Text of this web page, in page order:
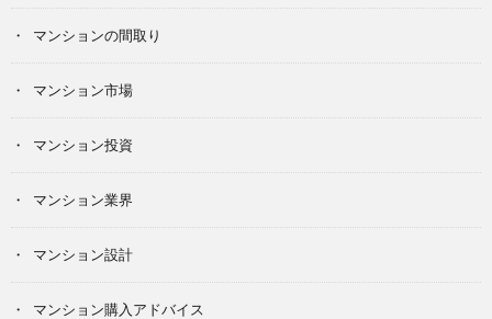
マンションの間取り
マンション市場
マンション投資
マンション業界
マンション設計
マンション購入アドバイス